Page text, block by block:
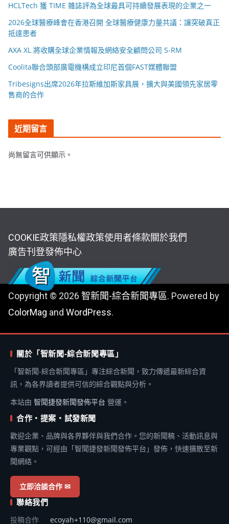
HCLTech 獲 TIME 雜誌評為全球最具可持續發展表現的企業之一
2026全球醫療峰會在香港召開 全球醫療健康力量共議：讓突破真正
抵達患者
AXA XL 將收購全球企業情報及網絡安全顧問公司 S-RM
Coolita聯合頭部廣電機構成立印尼首個FAST媒體聯盟
Tribesigns出席2026年拉斯維加斯家具展，擴大與美國領先家居零
售商的合作
近期留言
尚無留言可供顯示。
COOKIE政策隱私權政策使用者條款關於我們
廣告刊登發佈中心
Copyright © 2026 智新聞-綜合新聞專區. Powered by
ColorMag and WordPress.
關於「智新聞-綜合新聞專區」
「智新聞-綜合新聞專區」專注綜合新聞，致力傳遞最新綜合資
訊，為各界讀者提供可信的綜合觀點與分析。
本站由 智聞捷發新聞發佈平台 營運。
合作・提案・試發新聞
歡迎企業、品牌與各界夥伴與我們合作。您的新聞稿、活動訊息與
專業觀點，可經由「智聞捷發新聞發佈平台」發佈，快速擴散至新
聞網絡。
立即洽談合作 ✉
聯絡我們
投稿合作 ecoyah+110@gmail.com